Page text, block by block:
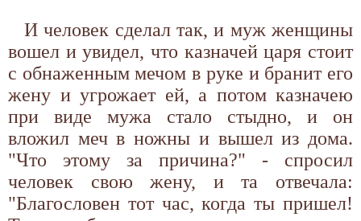
И человек сделал так, и муж женщины
вошел и увидел, что казначей царя стоит
с обнаженным мечом в руке и бранит его
жену и угрожает ей, а потом казначею
при виде мужа стало стыдно, и он
вложил меч в ножны и вышел из дома.
"Что этому за причина?" - спросил
человек свою жену, и та отвечала:
"Благословен тот час, когда ты пришел!